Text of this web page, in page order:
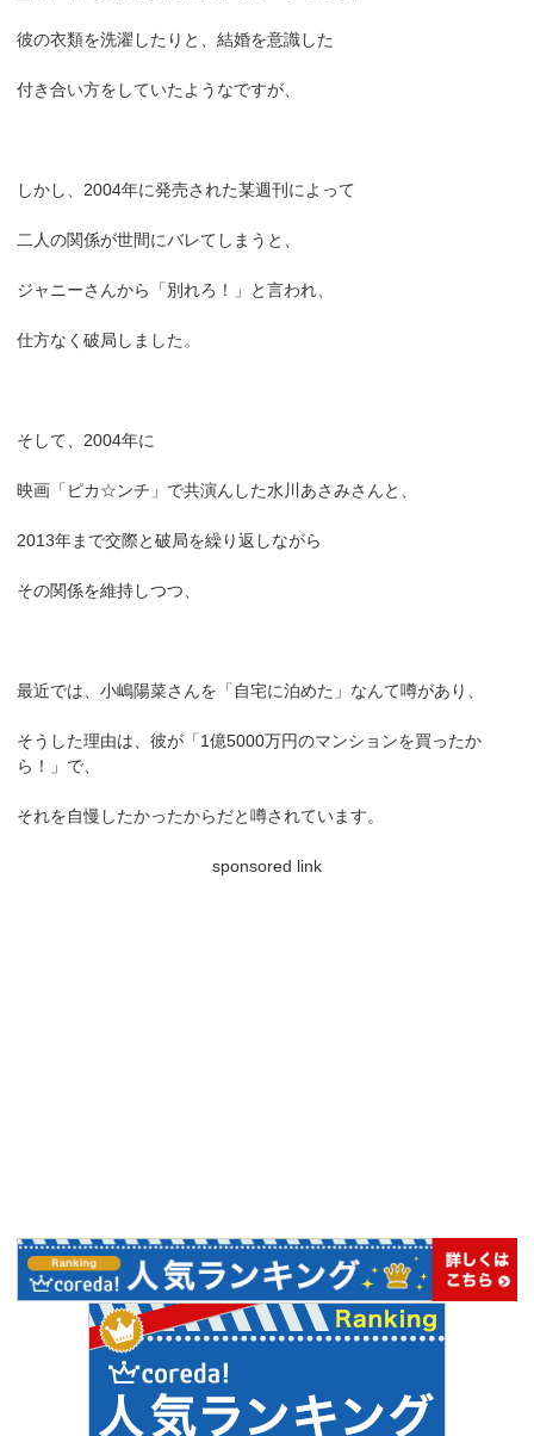
彼の衣類を洗濯したりと、結婚を意識した
付き合い方をしていたようなですが、
しかし、2004年に発売された某週刊によって
二人の関係が世間にバレてしまうと、
ジャニーさんから「別れろ！」と言われ、
仕方なく破局しました。
そして、2004年に
映画「ピカ☆ンチ」で共演んした水川あさみさんと、
2013年まで交際と破局を繰り返しながら
その関係を維持しつつ、
最近では、小嶋陽菜さんを「自宅に泊めた」なんて噂があり、
そうした理由は、彼が「1億5000万円のマンションを買ったか
ら！」で、
それを自慢したかったからだと噂されています。
sponsored link